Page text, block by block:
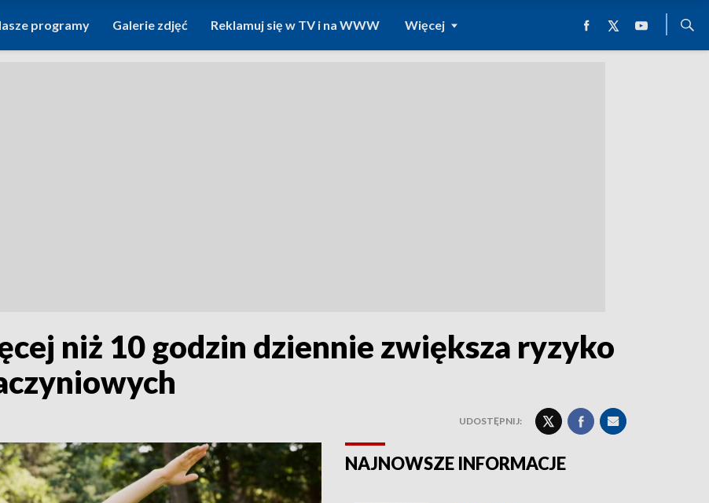
programy Galerie zdjęć Reklamuj się w TV i na WWW Więcej
niż 10 godzin dziennie zwiększa ryzyko
UDOSTĘPNIJ:
NAJNOWSZE INFORMACJE